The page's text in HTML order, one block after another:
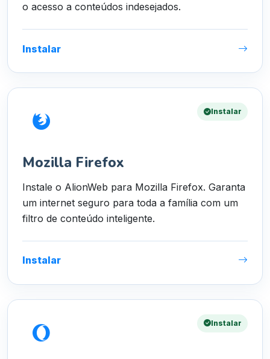
o acesso a conteúdos indesejados.
Instalar
Instalar
Mozilla Firefox
Instale o AlionWeb para Mozilla Firefox. Garanta
um internet seguro para toda a família com um
filtro de conteúdo inteligente.
Instalar
Instalar